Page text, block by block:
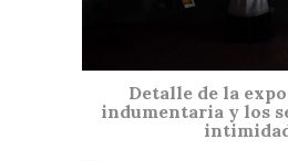
Detalle de la
indumentaria y los